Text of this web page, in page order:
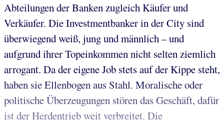
Abteilungen der Banken zugleich Käufer und
Verkäufer. Die Investmentbanker in der City sind
überwiegend weiß, jung und männlich – und
aufgrund ihrer Topeinkommen nicht selten ziemlich
arrogant. Da der eigene Job stets auf der Kippe steht,
haben sie Ellenbogen aus Stahl. Moralische oder
politische Überzeugungen stören das Geschäft, dafür
ist der Herdentrieb weit verbreitet. Die